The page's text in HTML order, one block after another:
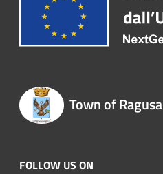
Town of Ragusa
FOLLOW US ON